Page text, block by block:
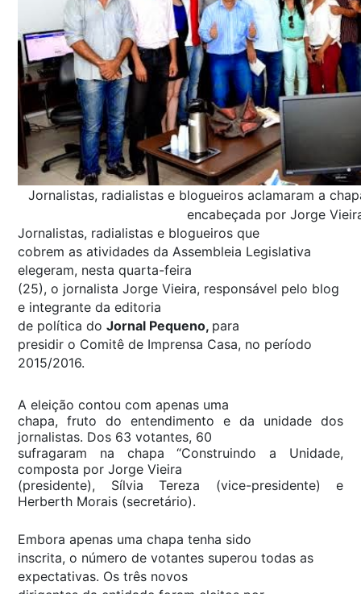
Jornalistas, radialistas e blogueiros aclamaram a
encabeçada por Jorge
Jornalistas, radialistas e blogueiros que
cobrem as atividades da Assembleia Legislativa
elegeram, nesta quarta-feira
(25), o jornalista Jorge Vieira, responsável pelo blog
e integrante da editoria
de política do Jornal Pequeno, para
presidir o Comitê de Imprensa Casa, no período
2015/2016.
A eleição contou com apenas uma
chapa, fruto do entendimento e da unidade dos
jornalistas. Dos 63 votantes, 60
sufragaram na chapa “Construindo a Unidade,
composta por Jorge Vieira
(presidente), Sílvia Tereza (vice-presidente) e
Herberth Morais (secretário).
Embora apenas uma chapa tenha sido
inscrita, o número de votantes superou todas as
expectativas. Os três novos